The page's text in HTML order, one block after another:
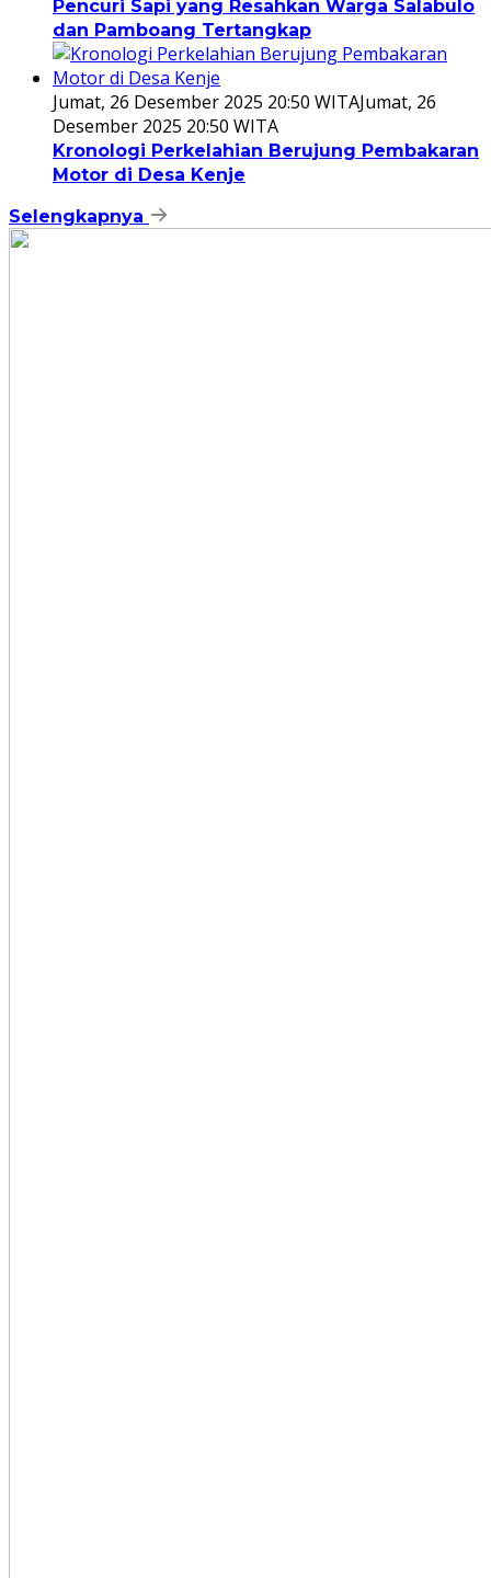
Pencuri Sapi yang Resahkan Warga Salabulo
dan Pamboang Tertangkap
Jumat, 26 Desember 2025 20:50 WITAJumat, 26
Desember 2025 20:50 WITA
Kronologi Perkelahian Berujung Pembakaran
Motor di Desa Kenje
Selengkapnya